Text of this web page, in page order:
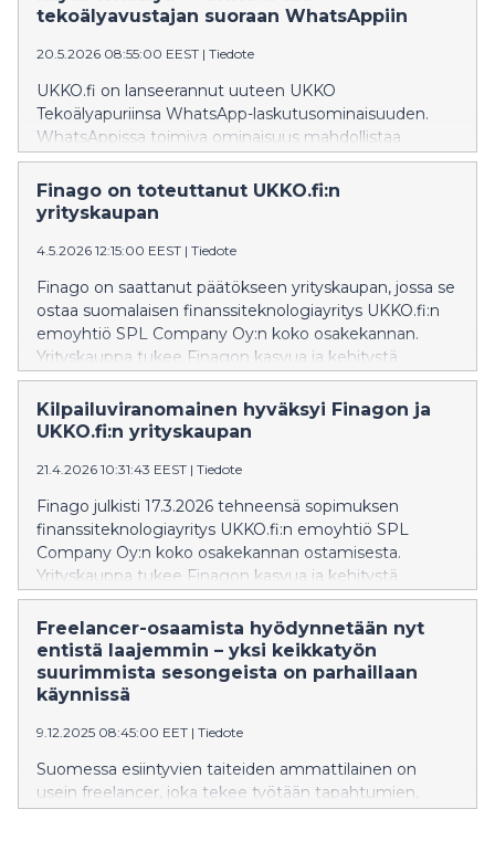
tekoälyavustajan suoraan WhatsAppiin
20.5.2026 08:55:00 EEST | Tiedote
UKKO.fi on lanseerannut uuteen UKKO
Tekoälyapuriinsa WhatsApp-laskutusominaisuuden.
WhatsAppissa toimiva ominaisuus mahdollistaa
laskujen luomisen ja kuittien kirjaamisen suoraan
puhelimesta. Ominaisuus tukee UKKO.fi:n tuoreen
pienyrittäjyysbarometrin löydöksiä pienyrittäjien
pienyrittäjyysbarometrin mukaan yrittäjien tekoälyn
käyttö on vielä hajanaista, ja tulokset viittaavat siihen,
että monelle yrittäjälle suurin haaste ei ole
kiinnostuksen puute vaan tekoälyn sovittaminen
osaksi kiireistä arkea. – Tekoälyn pitää toimia siellä
missä yrittäjä jo on, ei vaatia uuden sovelluksen
Kumpulainen. Tähän tarpeeseen UKKO.fi kehitti uuden
UKKO Tekoälyapurin WhatsApp-ominaisuuden. - UKKO
Tekoälyapuri toimii suoraan WhatsAppissa, jotta
mahdollisimman helppoa osana päivittäistä työtä.
WhatsAppin kautta yrittäjä voi esimerkiksi luoda
laskuja ja lisätä kuitteja kirjanpi
Finago on toteuttanut UKKO.fi:n
yrityskaupan
4.5.2026 12:15:00 EEST | Tiedote
Finago on saattanut päätökseen yrityskaupan, jossa se
ostaa suomalaisen finanssiteknologiayritys UKKO.fi:n
emoyhtiö SPL Company Oy:n koko osakekannan.
Yrityskauppa tukee Finagon kasvua ja kehitystä
johtavana yritysohjelmistojen tarjoajana Pohjoismaissa.
Kilpailuviranomainen hyväksyi Finagon ja
UKKO.fi:n yrityskaupan
21.4.2026 10:31:43 EEST | Tiedote
Finago julkisti 17.3.2026 tehneensä sopimuksen
finanssiteknologiayritys UKKO.fi:n emoyhtiö SPL
Company Oy:n koko osakekannan ostamisesta.
Yrityskauppa tukee Finagon kasvua ja kehitystä
johtavana yritysohjelmistojen tarjoajana Pohjoismaissa.
Kilpailu- ja kuluttajavirasto on hyväksynyt
yritysjärjestelyn 8.4.2026. Tavoitteena on toteuttaa
kauppa tulevien viikkojen aikana.
Freelancer-osaamista hyödynnetään nyt
entistä laajemmin – yksi keikkatyön
suurimmista sesongeista on parhaillaan
käynnissä
9.12.2025 08:45:00 EET | Tiedote
Suomessa esiintyvien taiteiden ammattilainen on
usein freelancer, joka tekee työtään tapahtumien,
esitysten ja tuotantojen ympärillä. Käynnissä oleva